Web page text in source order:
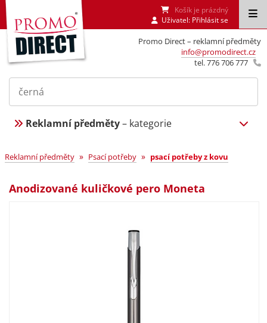
Promo Direct – reklamní předměty
info@promodirect.cz
tel. 776 706 777
Košík je prázdný
Uživatel: Přihlásit se
Reklamní předměty– kategorie
Reklamní předměty » Psací potřeby » psací potřeby z kovu
Anodizované kuličkové pero Moneta